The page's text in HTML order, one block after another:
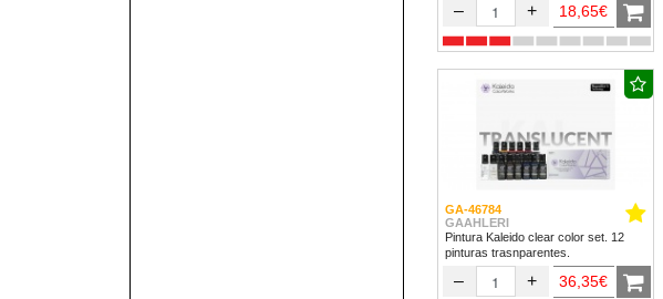
– + 18,65€
GA-46784
GAAHLERI
Pintura Kaleido clear color set. 12
pinturas trasnparentes.
– + 36,35€